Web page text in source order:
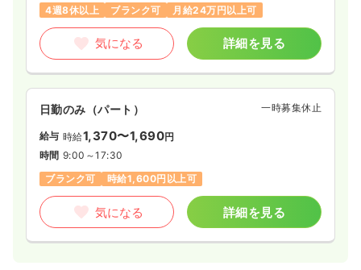
4週8休以上
ブランク可 月給24万円以上可
気になる 詳細を見る
日勤のみ（パート） 一時募集休止
給与 時給1,370〜1,690円
時間 9:00～17:30
ブランク可
時給1,600円以上可
気になる 詳細を見る